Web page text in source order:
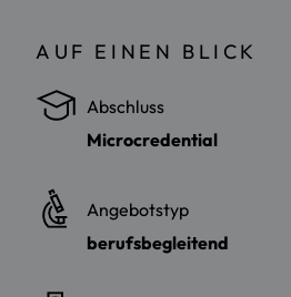
AUF EINEN BLICK
Abschluss
Microcredential
Angebotstyp
berufsbegleitend